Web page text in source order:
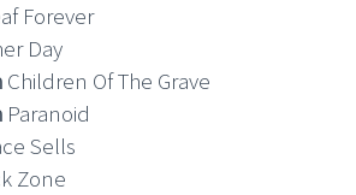
Forever
Day
Children Of The Grave
Paranoid
Sells
Zone